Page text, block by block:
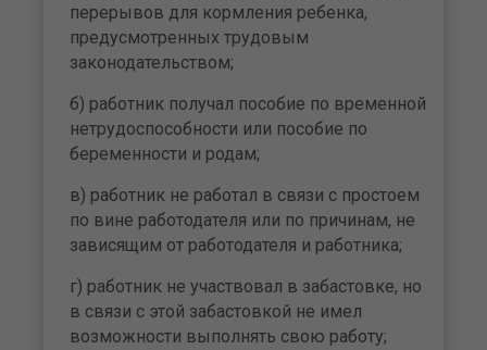
перерывов для кормления ребенка,
предусмотренных трудовым
законодательством;
б) работник получал пособие по временной
нетрудоспособности или пособие по
беременности и родам;
в) работник не работал в связи с простоем
по вине работодателя или по причинам, не
зависящим от работодателя и работника;
г) работник не участвовал в забастовке, но
в связи с этой забастовкой не имел
возможности выполнять свою работу;